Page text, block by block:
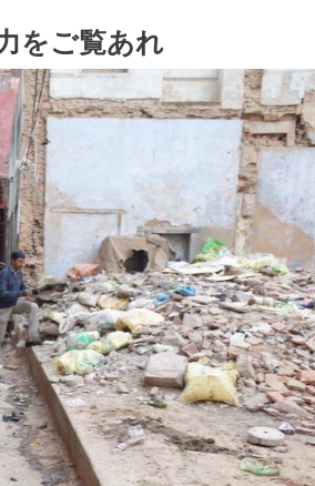
をご覧あれ